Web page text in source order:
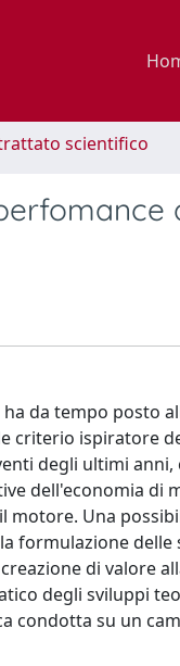
scientifico
da tempo posto
criterio ispiratore
degli ultimi anni,
dell'economia di
motore. Una
formulazione delle
di valore
degli sviluppi
condotta su un